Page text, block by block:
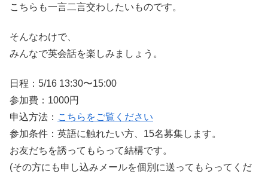
こちらも一言二言交わしたいものです。
そんなわけで、
みんなで英会話を楽しみましょう。
日程：5/16 13:30〜15:00
参加費：1000円
申込方法： こちらをご覧ください
参加条件：英語に触れたい方、15名募集します。
お友だちを誘ってもらって結構です。
(その方にも申し込みメールを個別に送ってもらってくだ